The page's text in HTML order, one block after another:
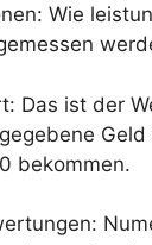
Wie
Das ist der
Geld
bekommen.